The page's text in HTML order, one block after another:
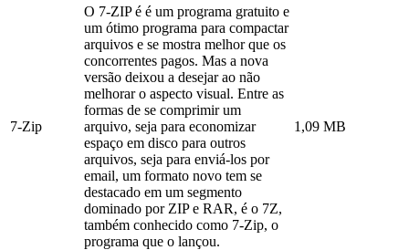
7-Zip
O 7-ZIP é é um programa gratuito e
um ótimo programa para compactar
arquivos e se mostra melhor que os
concorrentes pagos. Mas a nova
versão deixou a desejar ao não
melhorar o aspecto visual. Entre as
formas de se comprimir um
arquivo, seja para economizar
espaço em disco para outros
arquivos, seja para enviá-los por
email, um formato novo tem se
destacado em um segmento
dominado por ZIP e RAR, é o 7Z,
também conhecido como 7-Zip, o
programa que o lançou.
1,09 MB